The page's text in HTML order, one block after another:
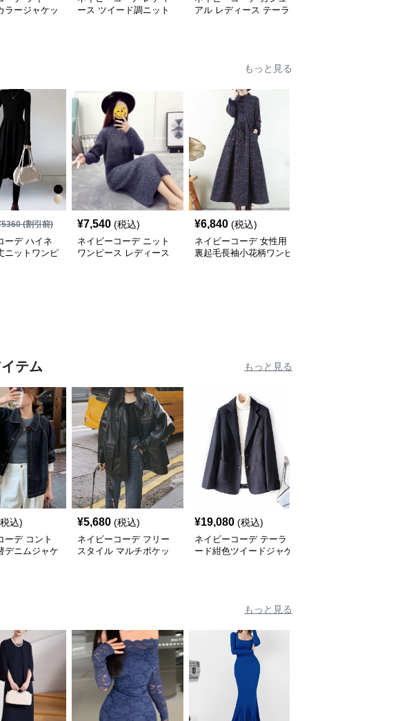
ラージャケッ
ース ツイード調ニット
アル レディース テーラ
もっと見る
5360(割引前)
ーデ ハイネ
ニットワンピ
¥7,540 (税込)
ネイビーコーデ ニット
ワンピース レディース
¥6,840 (税込)
ネイビーコーデ 女性用
裏起毛長袖小花柄ワンピ
テム もっと見る
込)
ーデ コント
デニムジャケ
¥5,680 (税込)
ネイビーコーデ フリー
スタイル マルチポケッ
¥19,080 (税込)
ネイビーコーデ テーラ
ード紺色ツイードジャケ
もっと見る